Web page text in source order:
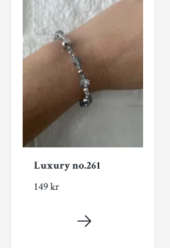
Luxury no.261
149 kr